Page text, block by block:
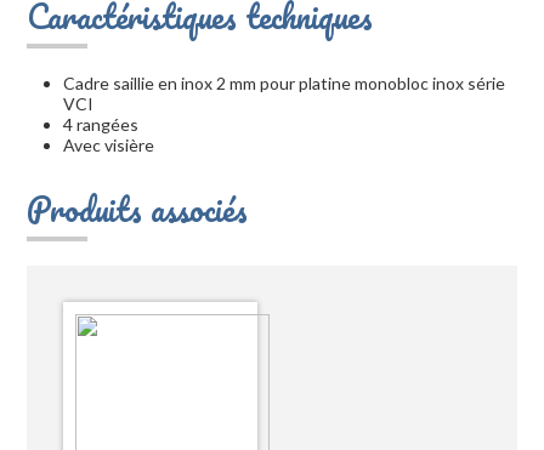
Caractéristiques techniques
Cadre saillie en inox 2 mm pour platine monobloc inox série
VCI
4 rangées
Avec visière
Produits associés